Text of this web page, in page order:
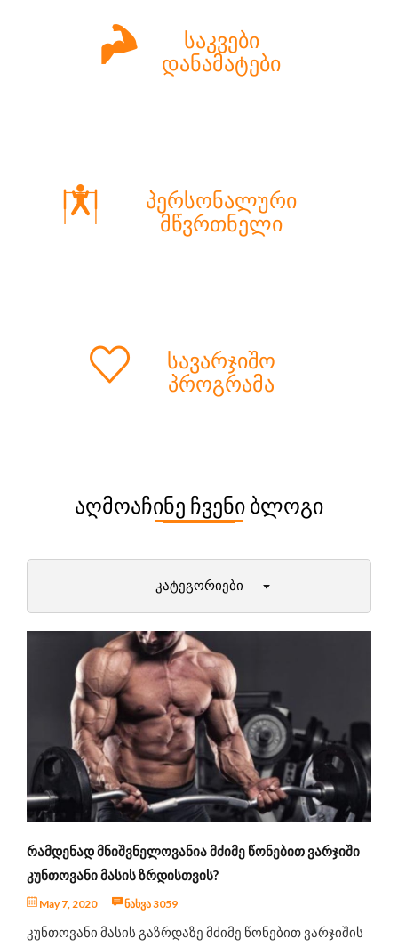
საკვები
დანამატები
პერსონალური
მწვრთნელი
სავარჯიშო
პროგრამა
ᲐᲦᲛᲝᲐᲩᲘᲜᲔ ᲩᲕᲔᲜᲘ ᲑᲚᲝᲒᲘ
ᲙᲐᲢᲔᲒᲝᲠᲘᲔᲑᲘ
პირველი ნაბიჯები ფიტნესში
ქალბატონები (12+)
მამაკაცები
ამბები ფიტნეს სამყაროდან
მეცნიერული ექსპერიმენტები
ინტერვიუ
ცნობილი ადამიანები გვირჩევენ
ჯანსაღი კერძების რეცეპტები
ღონისძიებები და სიახლეები
საკვები დანამატები
ᲠᲐᲛᲓᲔᲜᲐᲓ ᲛᲜᲘᲨᲕᲜᲔᲚᲝᲕᲐᲜᲘᲐ ᲛᲫᲘᲛᲔ ᲬᲝᲜᲔᲑᲘᲗ ᲕᲐᲠᲯᲘᲨᲘ
ᲙᲣᲜᲗᲝᲕᲐᲜᲘ ᲛᲐᲡᲘᲡ ᲖᲠᲓᲘᲡᲗᲕᲘᲡ?
May 7, 2020 ნახვა 3059
კუნთოვანი მასის გაზრდაზე მძიმე წონებით ვარჯიშის